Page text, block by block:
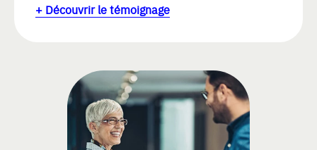
+ Découvrir le témoignage